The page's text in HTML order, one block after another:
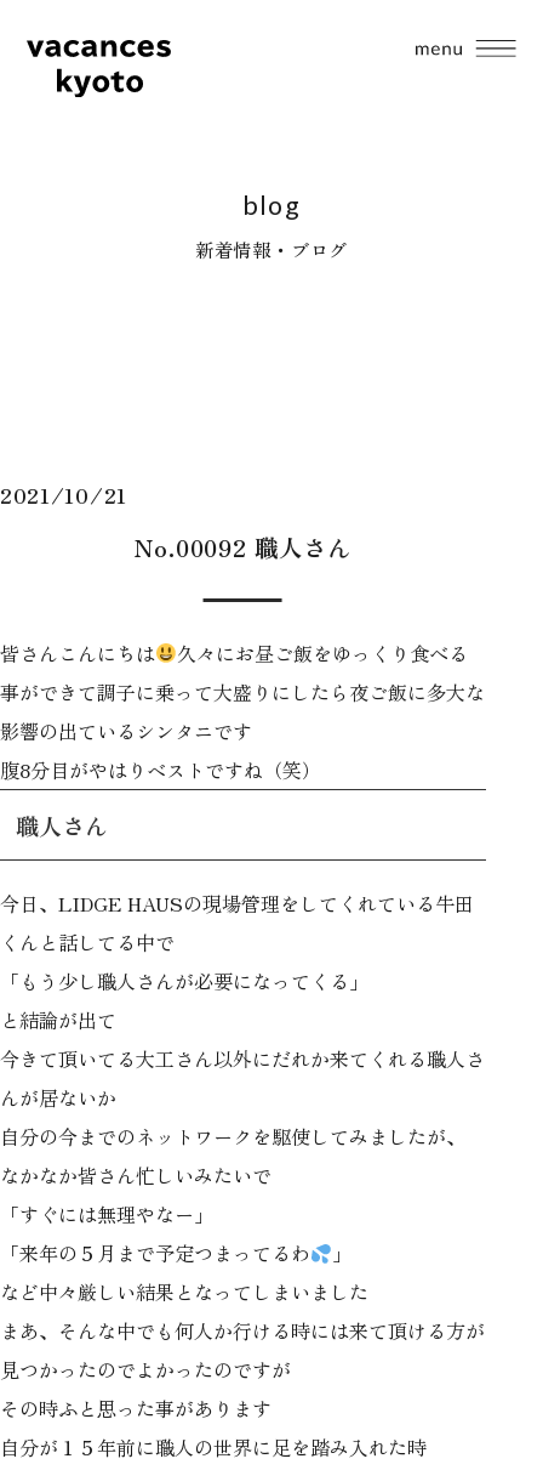
blog
新着情報・ブログ
2021/10/21
No.00092 職人さん
皆さんこんにちは
久々にお昼ご飯をゆっくり食べる
事ができて調子に乗って大盛りにしたら夜ご飯に多大な
影響の出ているシンタニです
腹8分目がやはりベストですね（笑）
職人さん
今日、LIDGE HAUSの現場管理をしてくれている牛田
くんと話してる中で
「もう少し職人さんが必要になってくる」
と結論が出て
今きて頂いてる大工さん以外にだれか来てくれる職人さ
んが居ないか
自分の今までのネットワークを駆使してみましたが、
なかなか皆さん忙しいみたいで
「すぐには無理やなー」
「来年の５月まで予定つまってるわ
」
など中々厳しい結果となってしまいました
まあ、そんな中でも何人か行ける時には来て頂ける方が
見つかったのでよかったのですが
その時ふと思った事があります
自分が１５年前に職人の世界に足を踏み入れた時